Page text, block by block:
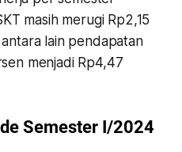
masih merugi Rp2,15
lain pendapatan
menjadi Rp4,47